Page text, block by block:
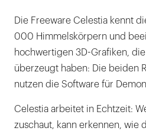
Die Freeware Celestia kennt
000 Himmelskörpern und
hochwertigen 3D-Grafiken,
überzeugt haben: Die beiden
nutzen die Software für
Celestia arbeitet in Echtzeit:
zuschaut, kann erkennen, wie